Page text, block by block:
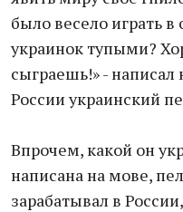
было весело играть
украинок тупыми?
сыграешь!» -
России украинский
Впрочем, какой он
написана на мове,
зарабатывал в